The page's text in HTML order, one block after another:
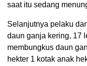
saat itu sedang
Selanjutnya pelaku
daun ganja kering, 17
membungkus daun
hekter 1 kotak anak